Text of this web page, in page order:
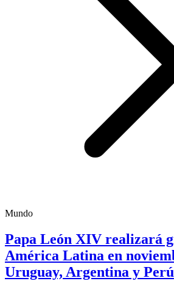
Mundo
Papa León XIV realizará
América Latina en
Uruguay, Argentina y Perú